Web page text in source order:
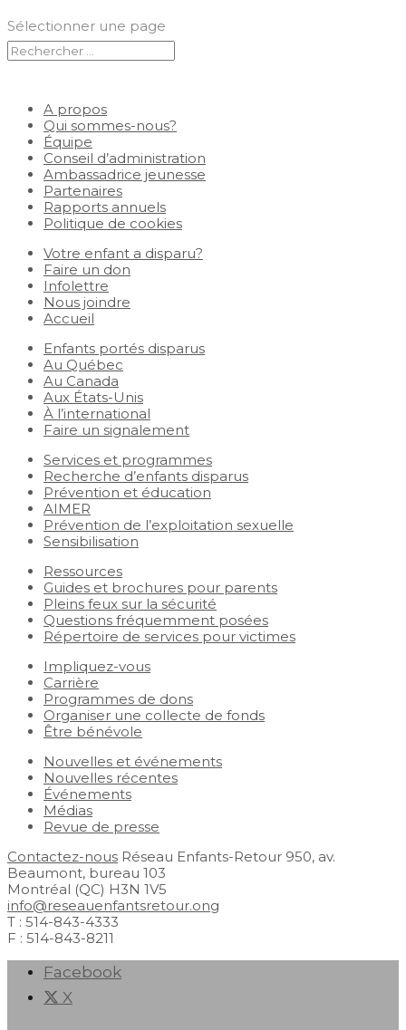
Sélectionner une page
A propos
Qui sommes-nous?
Équipe
Conseil d’administration
Ambassadrice jeunesse
Partenaires
Rapports annuels
Politique de cookies
Votre enfant a disparu?
Faire un don
Infolettre
Nous joindre
Accueil
Enfants portés disparus
Au Québec
Au Canada
Aux États-Unis
À l’international
Faire un signalement
Services et programmes
Recherche d’enfants disparus
Prévention et éducation
AIMER
Prévention de l’exploitation sexuelle
Sensibilisation
Ressources
Guides et brochures pour parents
Pleins feux sur la sécurité
Questions fréquemment posées
Répertoire de services pour victimes
Impliquez-vous
Carrière
Programmes de dons
Organiser une collecte de fonds
Être bénévole
Nouvelles et événements
Nouvelles récentes
Événements
Médias
Revue de presse
Contactez-nous Réseau Enfants-Retour 950, av.
Beaumont, bureau 103
Montréal (QC) H3N 1V5
info@reseauenfantsretour.ong
T : 514-843-4333
F : 514-843-8211
Facebook
X